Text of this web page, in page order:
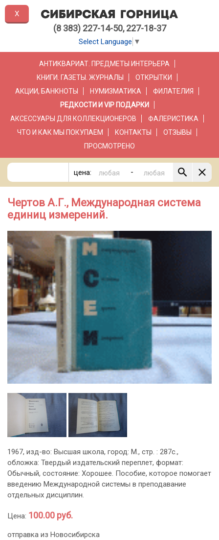
(8 383) 227-14-50, 227-18-37
Select Language ▼
АНТИКВАРИАТ. ПРЕДМЕТЫ ИНТЕРЬЕРА
КНИГИ. ГАЗЕТЫ. ЖУРНАЛЫ
ОТКРЫТКИ
АКЦИИ, БАНКНОТЫ
НУМИЗМАТИКА
ФИЛАТЕЛИЯ
РЕДКОСТИ И VIP ПОДАРКИ
АКСЕССУАРЫ ДЛЯ КОЛЛЕКЦИОНЕРОВ
ФАЛЕРИСТИКА
ЧТО И КАК МЫ ПОКУПАЕМ
КОНТАКТЫ
ОТЗЫВЫ
ПРОСМОТРЕНО
цена: -
Чертов А.Г., Международная система
единиц измерений.
1967, изд-во: Высшая школа, город: M., стр. : 287с.,
обложка: Твердый издательский переплет, формат:
Обычный, состояние: Хорошее. Пособие, которое помогает
введению Международной системы в преподавание
отдельных дисциплин.
Цена: 100.00 руб.
отправка из Новосибирска
X